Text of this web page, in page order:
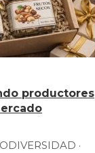
productores
·